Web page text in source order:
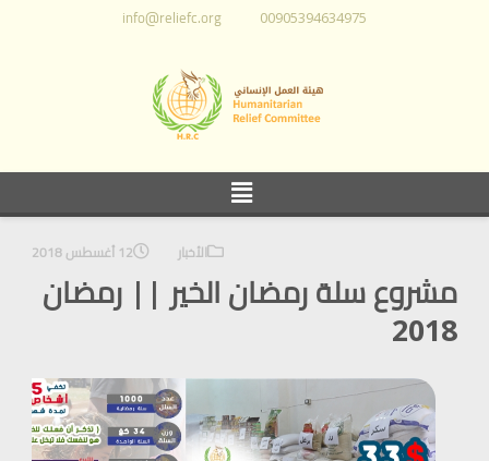
00905394634975
info@reliefc.org
12 أغسطس 2018 الأخبار
مشروع سلة رمضان الخير || رمضان
2018